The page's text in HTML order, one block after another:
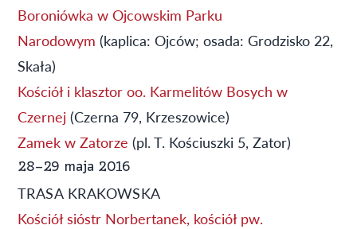
Boroniówka w Ojcowskim Parku
Narodowym (kaplica: Ojców; osada: Grodzisko 22,
Skała)
Kościół i klasztor oo. Karmelitów Bosych w
Czernej (Czerna 79, Krzeszowice)
Zamek w Zatorze (pl. T. Kościuszki 5, Zator)
28–29 maja 2016
TRASA KRAKOWSKA
Kościół sióstr Norbertanek, kościół pw.